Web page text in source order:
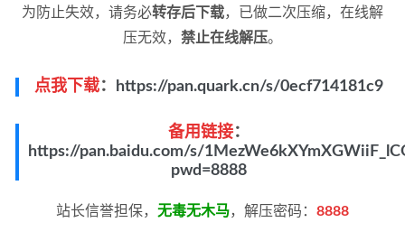
为防止失效，请务必转存后下载，已做二次压缩，在线解
压无效， 禁止在线解压。
点我下载： https://pan.quark.cn/s/0ecf714181c9
备用链接：
https://pan.baidu.com/s/
pwd=8888
站长信誉担保， 无毒无木马，解压密码： 8888
miko酱ww – NO.99 护理天使 [43P-484MB] 2026-03-04
Beautyleg腿模 – 2020.06.22 No.1937 Tina[58P455M]
Tohsaka[166P-2.35GB] 2023-05-05
蠢沫沫 – NO.233 呱呱[10P-94M] 2023-08-17